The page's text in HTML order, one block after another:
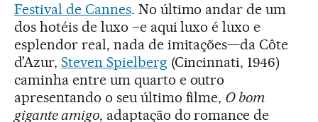
Festival de Cannes. No último andar de um
dos hotéis de luxo –e aqui luxo é luxo e
esplendor real, nada de imitações—da Côte
d’Azur, Steven Spielberg (Cincinnati, 1946)
caminha entre um quarto e outro
apresentando o seu último filme, O bom
gigante amigo, adaptação do romance de